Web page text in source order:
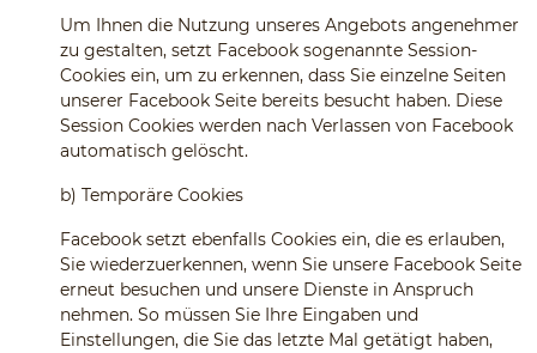
Um Ihnen die Nutzung unseres Angebots angenehmer
zu gestalten, setzt Facebook sogenannte Session-
Cookies ein, um zu erkennen, dass Sie einzelne Seiten
unserer Facebook Seite bereits besucht haben. Diese
Session Cookies werden nach Verlassen von Facebook
automatisch gelöscht.
b) Temporäre Cookies
Facebook setzt ebenfalls Cookies ein, die es erlauben,
Sie wiederzuerkennen, wenn Sie unsere Facebook Seite
erneut besuchen und unsere Dienste in Anspruch
nehmen. So müssen Sie Ihre Eingaben und
Einstellungen, die Sie das letzte Mal getätigt haben,